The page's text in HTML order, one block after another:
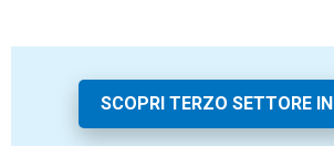
SCOPRI TERZO SETTORE